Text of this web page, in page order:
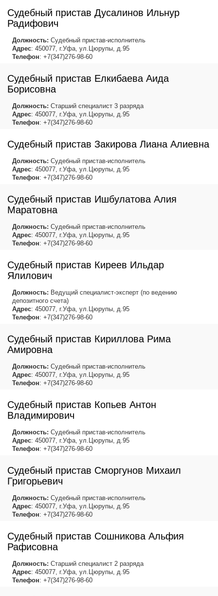
Судебный пристав Дусалинов Ильнур
Радифович
Должность: Судебный пристав-исполнитель
Адрес: 450077, г.Уфа, ул.Цюрупы, д.95
Телефон: +7(347)276-98-60
Судебный пристав Елкибаева Аида
Борисовна
Должность: Старший специалист 3 разряда
Адрес: 450077, г.Уфа, ул.Цюрупы, д.95
Телефон: +7(347)276-98-60
Судебный пристав Закирова Лиана Алиевна
Должность: Судебный пристав-исполнитель
Адрес: 450077, г.Уфа, ул.Цюрупы, д.95
Телефон: +7(347)276-98-60
Судебный пристав Ишбулатова Алия
Маратовна
Должность: Судебный пристав-исполнитель
Адрес: 450077, г.Уфа, ул.Цюрупы, д.95
Телефон: +7(347)276-98-60
Судебный пристав Киреев Ильдар
Ялилович
Должность: Ведущий специалист-эксперт (по ведению
депозитного счета)
Адрес: 450077, г.Уфа, ул.Цюрупы, д.95
Телефон: +7(347)276-98-60
Судебный пристав Кириллова Рима
Амировна
Должность: Судебный пристав-исполнитель
Адрес: 450077, г.Уфа, ул.Цюрупы, д.95
Телефон: +7(347)276-98-60
Судебный пристав Копьев Антон
Владимирович
Должность: Судебный пристав-исполнитель
Адрес: 450077, г.Уфа, ул.Цюрупы, д.95
Телефон: +7(347)276-98-60
Судебный пристав Сморгунов Михаил
Григорьевич
Должность: Судебный пристав-исполнитель
Адрес: 450077, г.Уфа, ул.Цюрупы, д.95
Телефон: +7(347)276-98-60
Судебный пристав Сошникова Альфия
Рафисовна
Должность: Старший специалист 2 разряда
Адрес: 450077, г.Уфа, ул.Цюрупы, д.95
Телефон: +7(347)276-98-60